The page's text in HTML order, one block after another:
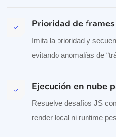
Prioridad de
Imita la prioridad y
evitando anomalías de
Ejecución en nube
Resuelve desafíos JS
render local ni runtime